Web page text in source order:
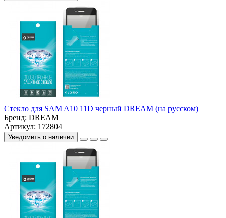
Стекло для SAM A10 11D черный DREAM (на русском)
Бренд: DREAM
Артикул: 172804
Уведомить о наличии